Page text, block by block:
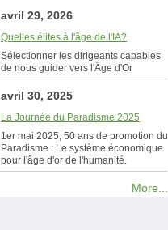
avril 29, 2026
Quelles élites à l'âge de l'IA?
Sélectionner les dirigeants capables
de nous guider vers l'Âge d'Or
avril 30, 2025
La Journée du Paradisme 2025
1er mai 2025, 50 ans de promotion du
Paradisme : Le système économique
pour l'âge d'or de l'humanité.
More...